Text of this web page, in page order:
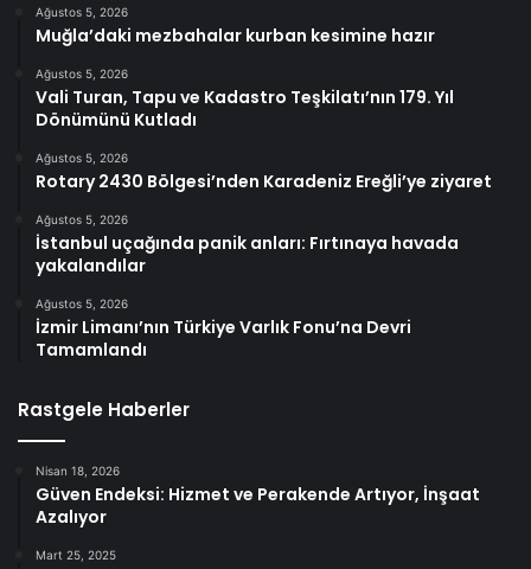
Ağustos 5, 2026
Muğla’daki mezbahalar kurban kesimine hazır
Ağustos 5, 2026
Vali Turan, Tapu ve Kadastro Teşkilatı’nın 179. Yıl
Dönümünü Kutladı
Ağustos 5, 2026
Rotary 2430 Bölgesi’nden Karadeniz Ereğli’ye ziyaret
Ağustos 5, 2026
İstanbul uçağında panik anları: Fırtınaya havada
yakalandılar
Ağustos 5, 2026
İzmir Limanı’nın Türkiye Varlık Fonu’na Devri
Tamamlandı
Rastgele Haberler
Nisan 18, 2026
Güven Endeksi: Hizmet ve Perakende Artıyor, İnşaat
Azalıyor
Mart 25, 2025